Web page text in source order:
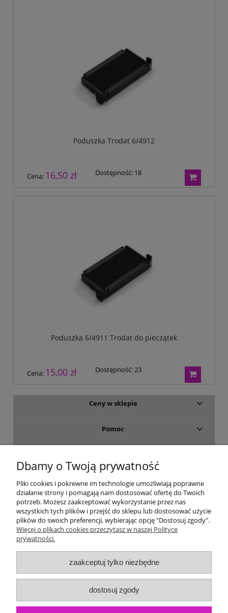
Poduszka Trodat 6/4912
Cena: 16,50 zł Dostępność: 18
Poduszka 6/4911 Trodat do pieczątek
Cena: 15,00 zł Dostępność:23
Ceny w sklepie
Pomoc
Moje konto
Gwarancja i zwroty
O firmie
Dbamy o Twoją prywatność
Pliki cookies i pokrewne im technologie umożliwiają poprawne
działanie strony i pomagają nam dostosować ofertę do Twoich
potrzeb. Możesz zaakceptować wykorzystanie przez nas
wszystkich tych plików i przejść do sklepu lub dostosować użycie
plików do swoich preferencji, wybierając opcję "Dostosuj zgody".
Więcej o plikach cookies przeczytasz w naszej Polityce
prywatności.
zaakceptuj tylko niezbędne
dostosuj zgody